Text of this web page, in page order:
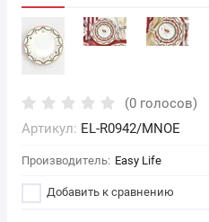
(0 голосов)
Артикул: EL-R0942/MNOE
Производитель: Easy Life
Добавить к сравнению